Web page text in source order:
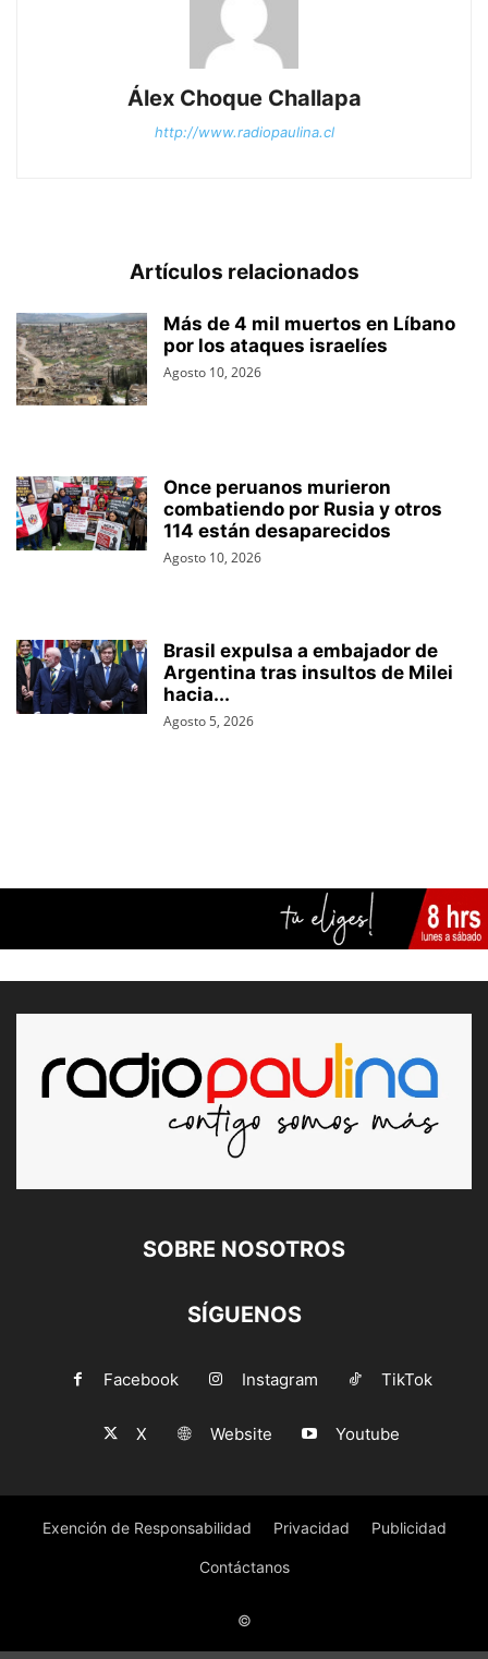
Álex Choque Challapa
http://www.radiopaulina.cl
Artículos relacionados
Más de 4 mil muertos en Líbano
por los ataques israelíes
Agosto 10, 2026
Once peruanos murieron
combatiendo por Rusia y otros
114 están desaparecidos
Agosto 10, 2026
Brasil expulsa a embajador de
Argentina tras insultos de Milei
hacia...
Agosto 5, 2026
SOBRE NOSOTROS
SÍGUENOS
Facebook Instagram TikTok
X Website Youtube
Exención de Responsabilidad Privacidad Publicidad
Contáctanos
©